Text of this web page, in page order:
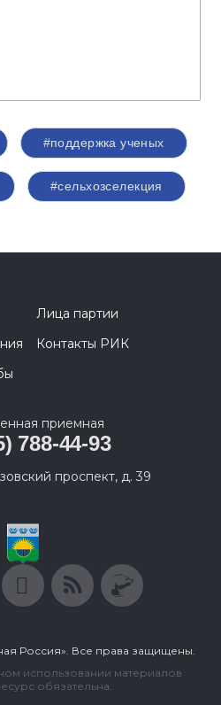
#поддержка ученых
#сельхозселекция
Лица партии
Контакты РИК
приемная
788-44-93
проспект, д. 39
Россия». Все права защищены.
использовании материалов
обязательна.